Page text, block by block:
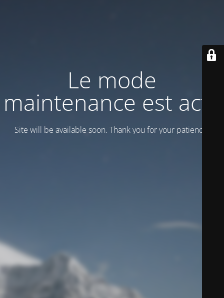
Le mode
maintenance est actif
Site will be available soon. Thank you for your patience!